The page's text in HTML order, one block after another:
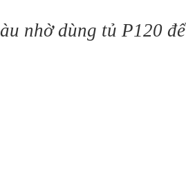
nhờ dùng tủ P120 để